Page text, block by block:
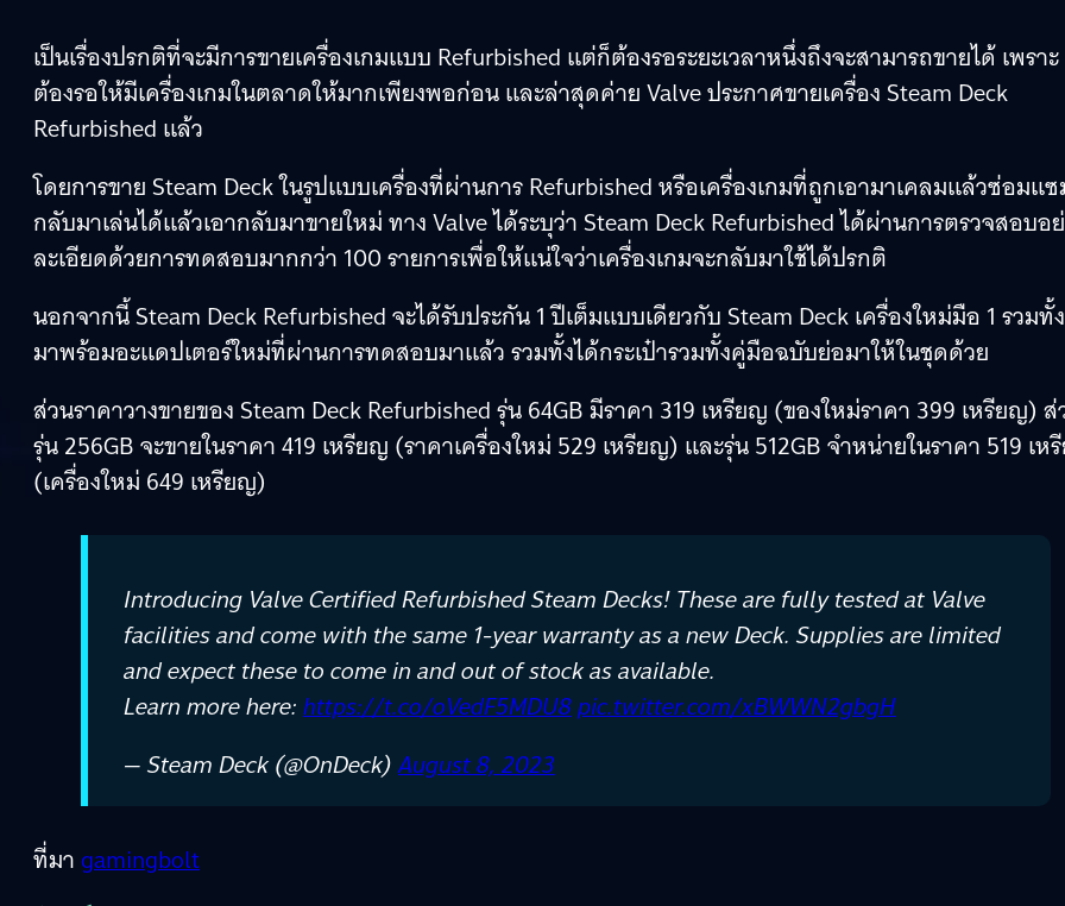
เป็นเรื่องปรกติที่จะมีการขายเครื่องเกมแบบ Refurbished แต่ก็ต้องรอระยะเวลาหนึ่งถึงจะสามารถขายได้ เพราะ
ต้องรอให้มีเครื่องเกมในตลาดให้มากเพียงพอก่อน และล่าสุดค่าย Valve ประกาศขายเครื่อง Steam Deck
Refurbished แล้ว
โดยการขาย Steam Deck ในรูปแบบเครื่องที่ผ่านการ Refurbished หรือเครื่องเกมที่ถูกเอามาเคลมแล้วซ่อมแ
กลับมาเล่นได้แล้วเอากลับมาขายใหม่ ทาง Valve ได้ระบุว่า Steam Deck Refurbished ได้ผ่านการตรวจสอบอ
ละเอียดด้วยการทดสอบมากกว่า 100 รายการเพื่อให้แน่ใจว่าเครื่องเกมจะกลับมาใช้ได้ปรกติ
นอกจากนี้ Steam Deck Refurbished จะได้รับประกัน 1 ปีเต็มแบบเดียวกับ Steam Deck เครื่องใหม่มือ 1 รวมทั้
มาพร้อมอะแดปเตอร์ใหม่ที่ผ่านการทดสอบมาแล้ว รวมทั้งได้กระเป๋ารวมทั้งคู่มือฉบับย่อมาให้ในชุดด้วย
ส่วนราคาวางขายของ Steam Deck Refurbished รุ่น 64GB มีราคา 319 เหรียญ (ของใหม่ราคา 399 เหรียญ)
รุ่น 256GB จะขายในราคา 419 เหรียญ (ราคาเครื่องใหม่ 529 เหรียญ) และรุ่น 512GB จำหน่ายในราคา 519 เห
(เครื่องใหม่ 649 เหรียญ)
Introducing Valve Certified Refurbished Steam Decks! These are fully tested at Valve
facilities and come with the same 1-year warranty as a new Deck. Supplies are limited
and expect these to come in and out of stock as available.
Learn more here:https://t.co/oVedF5MDU8pic.twitter.com/xBWWN2gbgH
— Steam Deck (@OnDeck)August 8, 2023
ที่มาgamingbolt